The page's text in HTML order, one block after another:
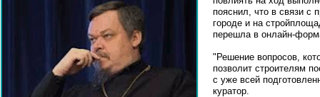
пояснил, что в связи с
городе и на
перешла в онлайн-
"Решение вопросов,
позволит строителям
с уже всей
куратор.